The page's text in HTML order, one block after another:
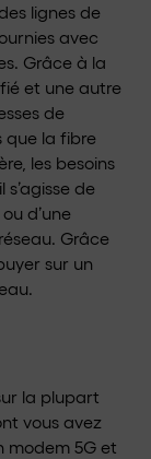
lignes de
avec
Grâce à la
et une autre
de
que la fibre
les besoins
de
d’une
Grâce
sur un
la plupart
vous avez
modem 5G et